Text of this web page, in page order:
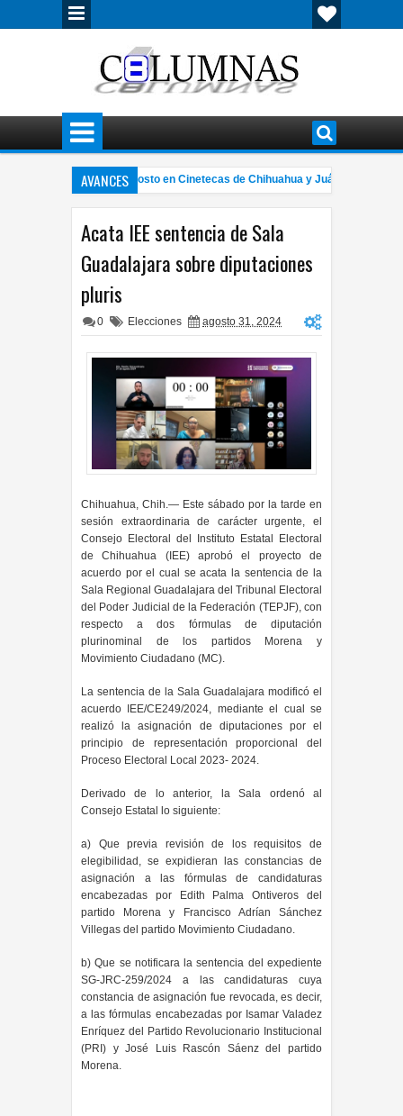
AVANCES
de cine gratuito en agosto en Cinetecas de Chihuahua y Juárez
Acata IEE sentencia de Sala
Guadalajara sobre diputaciones
pluris
0 Elecciones agosto 31, 2024
Chihuahua, Chih.— Este sábado por la tarde en
sesión extraordinaria de carácter urgente, el
Consejo Electoral del Instituto Estatal Electoral
de Chihuahua (IEE) aprobó el proyecto de
acuerdo por el cual se acata la sentencia de la
Sala Regional Guadalajara del Tribunal Electoral
del Poder Judicial de la Federación (TEPJF), con
respecto a dos fórmulas de diputación
plurinominal de los partidos Morena y
Movimiento Ciudadano (MC).
La sentencia de la Sala Guadalajara modificó el
acuerdo IEE/CE249/2024, mediante el cual se
realizó la asignación de diputaciones por el
principio de representación proporcional del
Proceso Electoral Local 2023- 2024.
Derivado de lo anterior, la Sala ordenó al
Consejo Estatal lo siguiente:
a) Que previa revisión de los requisitos de
elegibilidad, se expidieran las constancias de
asignación a las fórmulas de candidaturas
encabezadas por Edith Palma Ontiveros del
partido Morena y Francisco Adrían Sánchez
Villegas del partido Movimiento Ciudadano.
b) Que se notificara la sentencia del expediente
SG-JRC-259/2024 a las candidaturas cuya
constancia de asignación fue revocada, es decir,
a las fórmulas encabezadas por Isamar Valadez
Enríquez del Partido Revolucionario Institucional
(PRI) y José Luis Rascón Sáenz del partido
Morena.